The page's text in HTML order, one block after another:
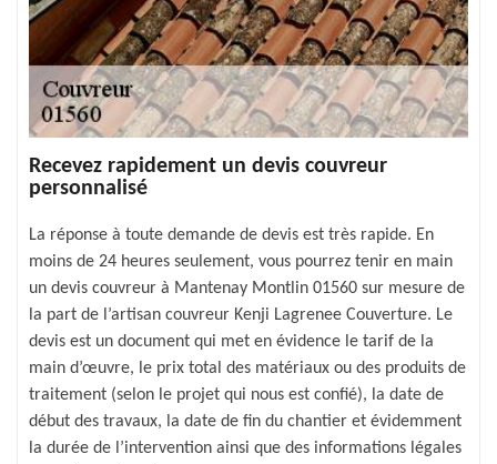
Recevez rapidement un devis couvreur
personnalisé
La réponse à toute demande de devis est très rapide. En
moins de 24 heures seulement, vous pourrez tenir en main
un devis couvreur à Mantenay Montlin 01560 sur mesure de
la part de l’artisan couvreur Kenji Lagrenee Couverture. Le
devis est un document qui met en évidence le tarif de la
main d’œuvre, le prix total des matériaux ou des produits de
traitement (selon le projet qui nous est confié), la date de
début des travaux, la date de fin du chantier et évidemment
la durée de l’intervention ainsi que des informations légales